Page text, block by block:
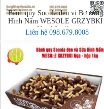
Bánh quy Socola đen vị Bơ cứng
Hình Nấm WESOLE GRZYBKI
Nga hộp 1kg
Liên hệ 098.679.8008